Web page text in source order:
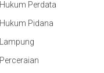
Perdata
Pidana